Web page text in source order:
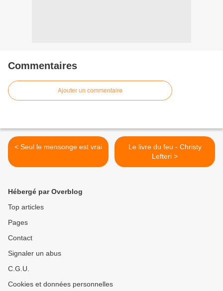
Commentaires
Ajouter un commentaire
< Seul le mensonge est vrai
Le livre du feu - Christy
Lefteri >
Hébergé par Overblog
Top articles
Pages
Contact
Signaler un abus
C.G.U.
Cookies et données personnelles